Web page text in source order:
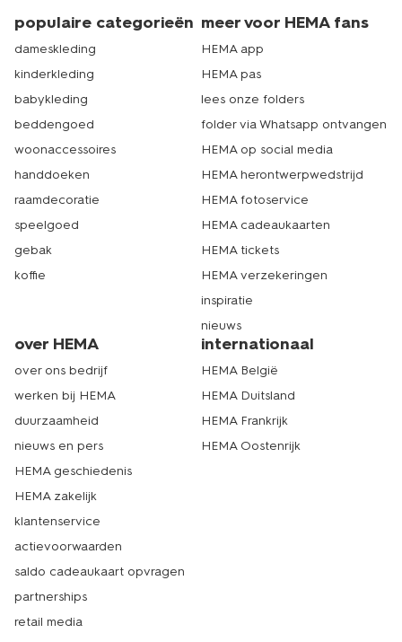
populaire categorieën
dameskleding
kinderkleding
babykleding
beddengoed
woonaccessoires
handdoeken
raamdecoratie
speelgoed
gebak
koffie
meer voor HEMA fans
HEMA app
HEMA pas
lees onze folders
folder via Whatsapp ontvangen
HEMA op social media
HEMA herontwerpwedstrijd
HEMA fotoservice
HEMA cadeaukaarten
HEMA tickets
HEMA verzekeringen
inspiratie
nieuws
over HEMA
over ons bedrijf
werken bij HEMA
duurzaamheid
nieuws en pers
HEMA geschiedenis
HEMA zakelijk
klantenservice
actievoorwaarden
saldo cadeaukaart opvragen
partnerships
retail media
internationaal
HEMA België
HEMA Duitsland
HEMA Frankrijk
HEMA Oostenrijk